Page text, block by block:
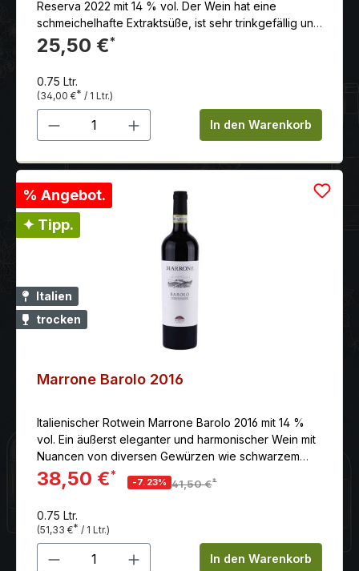
Reserva 2022 mit 14 % vol. Der Wein hat eine
schmeichelhafte Extraktsüße, ist sehr trinkgefällig und
hat einen langen und süßen Abgang.
25,50 €*
0.75 Ltr.
(34,00 €* / 1 Ltr.)
Produkt Anzahl: Gib denIn den Warenkorb
% Angebot.
✦ Tipp.
Italien
trocken
Marrone Barolo 2016
Italienischer Rotwein Marrone Barolo 2016 mit 14 %
vol. Ein äußerst eleganter und harmonischer Wein mit
Nuancen von diversen Gewürzen wie schwarzem
Pfeffer und Trüffel.
38,50 €*
-7.23% 41,50 €*
0.75 Ltr.
(51,33 €* / 1 Ltr.)
Produkt Anzahl: Gib denIn den Warenkorb